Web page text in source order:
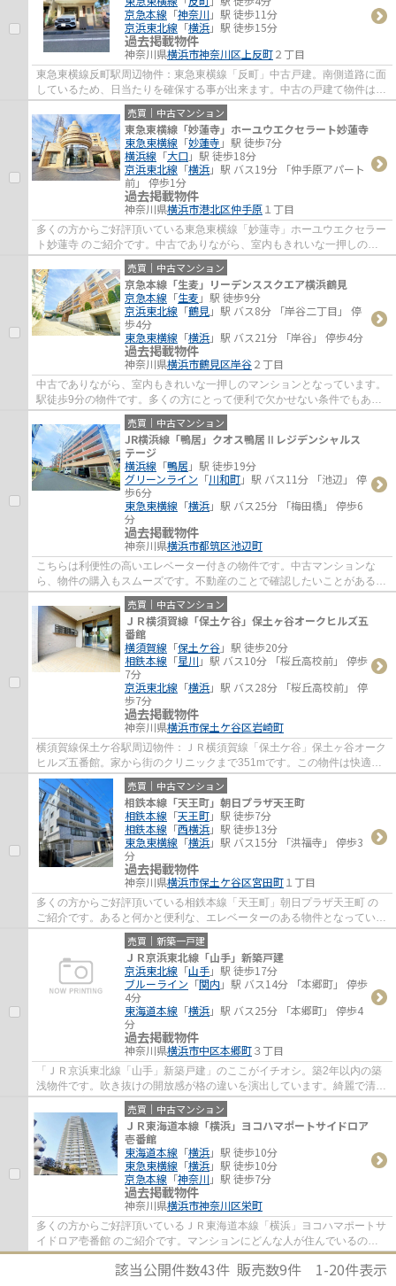
京急本線 「神奈川 」駅 徒歩11分
京浜東北線 「横浜」駅 徒歩15分
過去掲載物件
神奈川県横浜市神奈川区 上反町２丁目
東急東横線反町駅周辺物件：東急東横線「反町」中古戸建。南側道路に面
しているため、日当たりを確保する事が出来ます。中古の戸建て物件は、
経済的なメリットが大きいのが特徴です。...
売買｜中古マンション
東急東横線「妙蓮寺」ホーユウエクセラート妙蓮寺
東急東横線 「妙蓮寺 」駅 徒歩7分
横浜線 「大口 」駅 徒歩18分
京浜東北線 「横浜」駅 バス19分 「仲手原アパート
前」 停歩1分
過去掲載物件
神奈川県横浜市港北区仲手原１丁目
多くの方からご好評頂いている東急東横線「妙蓮寺」ホーユウエクセラー
ト妙蓮寺 のご紹介です。中古でありながら、室内もきれいな一押しのマ
ンションとなっています。駅から徒歩7分の...
売買｜中古マンション
京急本線「生麦」リーデンススクエア横浜鶴見
京急本線 「生麦 」駅 徒歩9分
京浜東北線 「鶴見」駅 バス8分 「岸谷二丁目」 停
歩4分
東急東横線 「横浜」駅 バス21分 「岸谷」 停歩4分
過去掲載物件
神奈川県横浜市鶴見区岸谷２丁目
中古でありながら、室内もきれいな一押しのマンションとなっています。
駅徒歩9分の物件です。多くの方にとって便利で欠かせない条件でもある
エレベーター付きの物件です。横浜市鶴見区...
売買｜中古マンション
JR横浜線「鴨居」クオス鴨居Ⅱレジデンシャルス
テージ
横浜線 「鴨居 」駅 徒歩19分
グリーンライン 「川和町」駅 バス11分 「池辺」 停
歩6分
東急東横線 「横浜」駅 バス25分 「梅田橋」 停歩6
分
過去掲載物件
神奈川県横浜市都筑区池辺町
こちらは利便性の高いエレベーター付きの物件です。中古マンションな
ら、物件の購入もスムーズです。不動産のことで確認したいことがあるな
ら、メール又はお電話にてご連絡ください。...
売買｜中古マンション
ＪＲ横須賀線「保土ケ谷」保土ヶ谷オークヒルズ五
番館
横須賀線 「保土ケ谷」駅 徒歩20分
相鉄本線 「星川 」駅 バス10分 「桜丘高校前」 停歩
7分
京浜東北線 「横浜」駅 バス28分 「桜丘高校前」 停
歩7分
過去掲載物件
神奈川県横浜市保土ケ谷区岩崎町
横須賀線保土ケ谷駅周辺物件：ＪＲ横須賀線「保土ケ谷」保土ヶ谷オーク
ヒルズ五番館。家から街のクリニックまで351mです。この物件は快適な
室内環境が魅力の中古マンションとなってい...
売買｜中古マンション
相鉄本線「天王町」朝日プラザ天王町
相鉄本線 「天王町」駅 徒歩7分
相鉄本線 「西横浜」駅 徒歩13分
東急東横線 「横浜」駅 バス15分 「洪福寺」 停歩3
分
過去掲載物件
神奈川県横浜市保土ケ谷区宮田町１丁目
多くの方からご好評頂いている相鉄本線「天王町」朝日プラザ天王町 の
ご紹介です。あると何かと便利な、エレベーターのある物件となっていま
す。中古ながらも綺麗な室内と魅力的な住環...
売買｜新築一戸建
ＪＲ京浜東北線「山手」新築戸建
京浜東北線 「山手」駅 徒歩17分
ブルーライン 「関内」駅 バス14分 「本郷町」 停歩
4分
東海道本線 「横浜」駅 バス25分 「本郷町」 停歩4
分
過去掲載物件
神奈川県横浜市中区本郷町３丁目
「ＪＲ京浜東北線「山手」新築戸建」のここがイチオシ。築2年以内の築
浅物件です。吹き抜けの開放感が格の違いを演出しています。綺麗で清潔
感のある室内が新築戸建ての特徴です。横浜...
売買｜中古マンション
ＪＲ東海道本線「横浜」ヨコハマポートサイドロア
壱番館
東海道本線 「横浜」駅 徒歩10分
東急東横線 「横浜」駅 徒歩10分
京急本線 「神奈川 」駅 徒歩7分
過去掲載物件
神奈川県横浜市神奈川区栄町
多くの方からご好評頂いているＪＲ東海道本線「横浜」ヨコハマポートサ
イドロア壱番館 のご紹介です。マンションにどんな人が住んでいるのか
も中古マンションなら事前に知れます。好評...
該当公開件数43件 販売数9件 1-20件表示